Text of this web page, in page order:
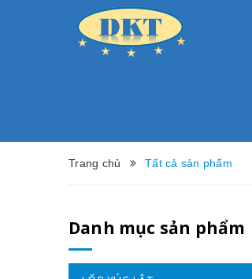
Trang chủ Tất cả sản phẩm
Danh mục sản phẩm